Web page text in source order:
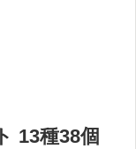
13種38個